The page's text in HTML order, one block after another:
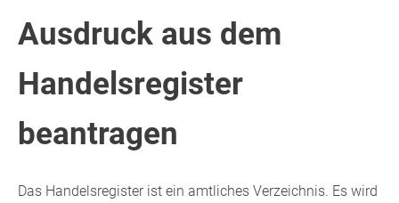
Ausdruck aus dem
Handelsregister
beantragen
Das Handelsregister ist ein amtliches Verzeichnis. Es wird